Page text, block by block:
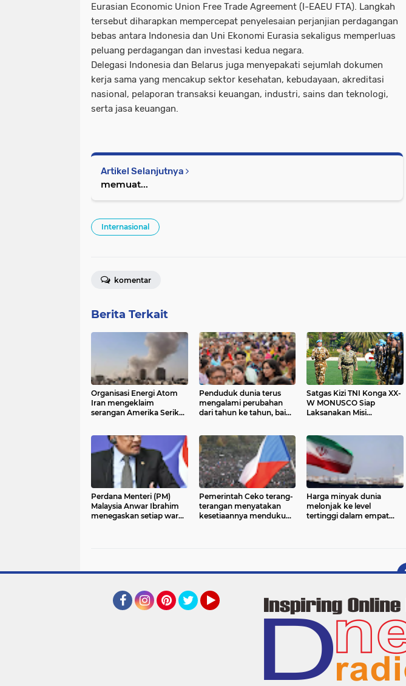
Eurasian Economic Union Free Trade Agreement (I-EAEU FTA). Langkah
tersebut diharapkan mempercepat penyelesaian perjanjian perdagangan
bebas antara Indonesia dan Uni Ekonomi Eurasia sekaligus memperluas
peluang perdagangan dan investasi kedua negara.
Delegasi Indonesia dan Belarus juga menyepakati sejumlah dokumen
kerja sama yang mencakup sektor kesehatan, kebudayaan, akreditasi
nasional, pelaporan transaksi keuangan, industri, sains dan teknologi,
serta jasa keuangan.
Artikel Selanjutnya
memuat...
Internasional
komentar
Berita Terkait
Organisasi Energi Atom
Iran mengeklaim
serangan Amerika Serikat
Tenaga Nuklir (PLTN)
Darkhovin
Penduduk dunia terus
mengalami perubahan
dari tahun ke tahun, baik
demografi
Satgas Kizi TNI Konga XX-
W MONUSCO Siap
Laksanakan Misi
Kongo
Perdana Menteri (PM)
Malaysia Anwar Ibrahim
menegaskan setiap warga
Pemerintah Ceko terang-
terangan menyatakan
kesetiaannya mendukung
Harga minyak dunia
melonjak ke level
tertinggi dalam empat